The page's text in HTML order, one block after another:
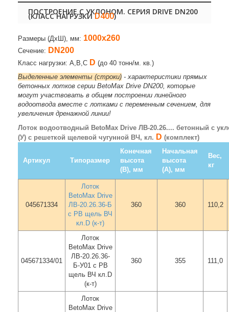
ПОСТРОЕНИЕ С УКЛОНОМ. СЕРИЯ DRIVE DN200
(КЛАСС НАГРУЗКИD400)
Размеры (ДхШ), мм: 1000х260
Сечение: DN200
Класс нагрузки: A,B,C D (до 40 тонн/м. кв.)
Выделенные элементы (строки) - характеристики прямых
бетонных лотков серии BetoMax Drive DN200, которые
могут участвовать в общем построении линейного
водоотвода вместе с лотками с переменным сечением, для
увеличения дренажной линии!
Лоток водоотводный BetoMax Drive ЛВ-20.26.... бетонный с
(У) с решеткой щелевой чугунной ВЧ, кл. D (комплект)
Артикул Типоразмер
Конечная
высота
(В), мм
Начальная
высота
(А), мм
Вес,
кг
045671334
Лоток
BetoMax Drive
ЛВ-20.26.36-Б
с РВ щель ВЧ
кл.D (к-т)
360 360 110,2
045671334/01
Лоток
BetoMax Drive
ЛВ-20.26.36-
Б-У01 с РВ
щель ВЧ кл.D
(к-т)
360 355 111,0
Лоток
BetoMax Drive